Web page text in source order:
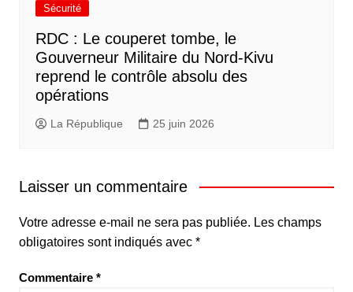
Sécurité
RDC : Le couperet tombe, le
Gouverneur Militaire du Nord-Kivu
reprend le contrôle absolu des
opérations
La République 25 juin 2026
Laisser un commentaire
Votre adresse e-mail ne sera pas publiée. Les champs
obligatoires sont indiqués avec *
Commentaire *